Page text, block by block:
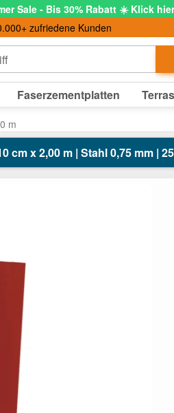
Sale - Bis 30% Rabatt ☀️ Klick
zufriedene Kunden
Faserzementplatten
m
cm x 2,00 m | Stahl 0,75 mm |